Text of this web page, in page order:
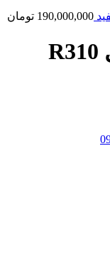
190,000,000 تومان
میزتلویزیون متین مدل R310